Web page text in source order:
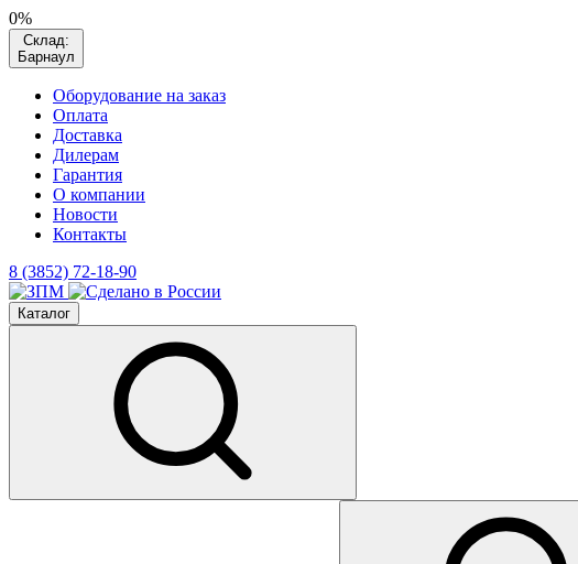
0%
Склад:
Барнаул
Оборудование на заказ
Оплата
Доставка
Дилерам
Гарантия
О компании
Новости
Контакты
8 (3852) 72-18-90
Каталог